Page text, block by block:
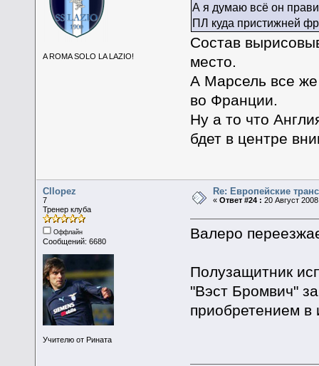
A ROMA SOLO LA LAZIO!
А я думаю всё он
ПЛ куда пристижней
Состав
место.
А Марсель все же
во Франции.
Ну а то что
бдет в центре
Cllopez
7
Тренер клуба
Оффлайн
Сообщений: 6680
Учителю от Рината
Re: Европейские
«Ответ #24 : 20 Август
Валеро
Полузащитник
"Вэст Бромвич"
приобретением в